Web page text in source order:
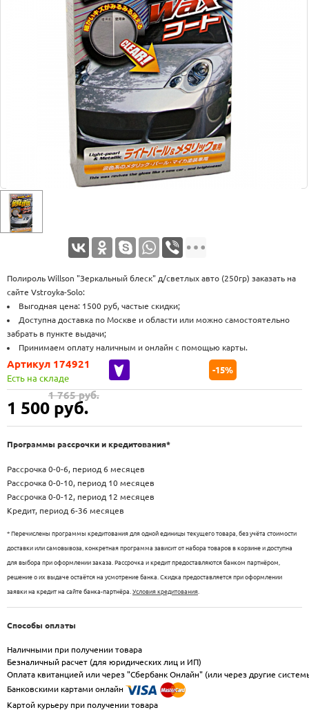
Полироль Willson "Зеркальный блеск" д/светлых авто (250гр) заказать на
сайте Vstroyka-Solo:
Выгодная цена: 1500 руб, частые скидки;
Доступна доставка по Москве и области или можно самостоятельно
забрать в пункте выдачи;
Принимаем оплату наличным и онлайн с помощью карты.
1 500 руб.
1 765 руб.
-15%
Программы рассрочки и кредитования*
Рассрочка 0-0-6, период 6 месяцев
Рассрочка 0-0-10, период 10 месяцев
Рассрочка 0-0-12, период 12 месяцев
Кредит, период 6-36 месяцев
* Перечислены программы кредитования для одной единицы текущего товара, без учёта стоимости
доставки или самовывоза, конкретная программа зависит от набора товаров в корзине и доступна
для выбора при оформлении заказа. Рассрочка и кредит предоставляются банком партнёром,
решение о их выдаче остаётся на усмотрение банка. Скидка предоставляется при оформлении
заявки на кредит на сайте банка-партнёра. Условия кредитования
Артикул 174921
Есть на складе
Способы оплаты
Наличными при получении товара
Безналичный расчет (для юридических лиц и ИП)
Оплата квитанцией или через "Сбербанк Онлайн" (или через другие
Банковскими картами онлайн
Картой курьеру при получении товара